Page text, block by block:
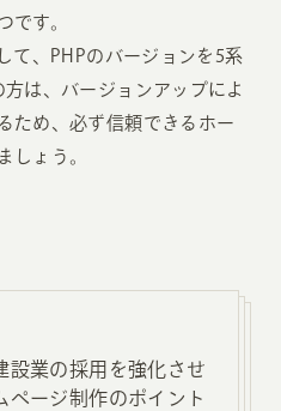
です。
て、PHPのバージョンを5系
は、バージョンアップによ
ため、必ず信頼できるホー
しょう。
設業の採用を強化させ
ページ制作のポイント